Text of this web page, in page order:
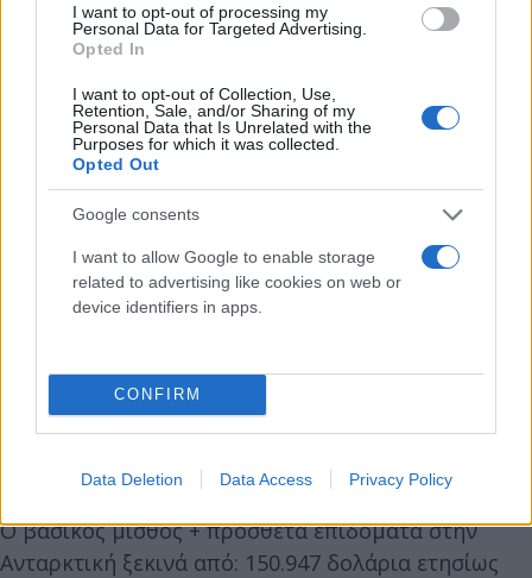
I want to opt-out of processing my
Personal Data for Targeted Advertising.
Opted In
I want to opt-out of Collection, Use,
Retention, Sale, and/or Sharing of my
Personal Data that Is Unrelated with the
Purposes for which it was collected.
Opted Out
Google consents
I want to allow Google to enable storage
related to advertising like cookies on web or
device identifiers in apps.
CONFIRM
Data Deletion Data Access Privacy Policy
Ο βασικός μισθός + πρόσθετα επιδόματα στην
Ανταρκτική ξεκινά από 150.947 δολάρια ετησίως.
Μηχανικός & ανώτερος μηχανικός
από: 82.993 δολάρια ετησίως.
Ο βασικός μισθός + πρόσθετα επιδόματα στην
Ανταρκτική ξεκινά από: 150.947 δολάρια ετησίως